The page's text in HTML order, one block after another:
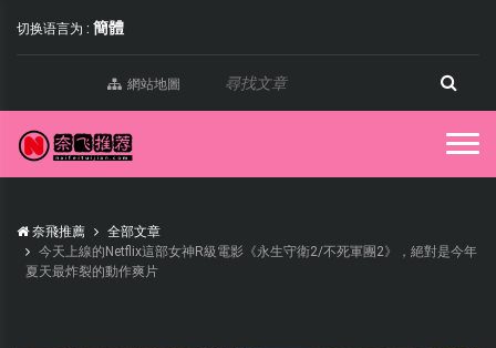
切换语言为 : 簡體
網站地圖
奈飛推薦
全部文章
今天上線的Netflix這部女神R級電影《永生守衛2/不死軍團2》，絕對是今年
夏天最炸裂的動作爽片